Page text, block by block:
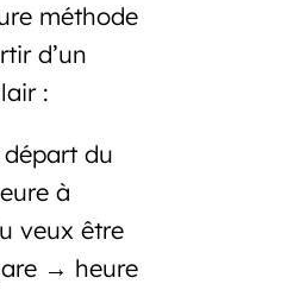
méthode
d’un
:
départ du
à
veux être
→ heure